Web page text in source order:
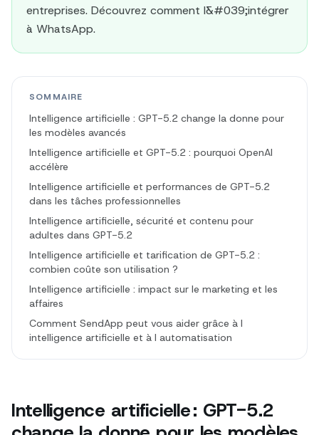
entreprises. Découvrez comment l&#039;intégrer
à WhatsApp.
SOMMAIRE
Intelligence artificielle : GPT-5.2 change la donne pour
les modèles avancés
Intelligence artificielle et GPT-5.2 : pourquoi OpenAI
accélère
Intelligence artificielle et performances de GPT-5.2
dans les tâches professionnelles
Intelligence artificielle, sécurité et contenu pour
adultes dans GPT-5.2
Intelligence artificielle et tarification de GPT-5.2 :
combien coûte son utilisation ?
Intelligence artificielle : impact sur le marketing et les
affaires
Comment SendApp peut vous aider grâce à l
intelligence artificielle et à l automatisation
Intelligence artificielle : GPT-5.2